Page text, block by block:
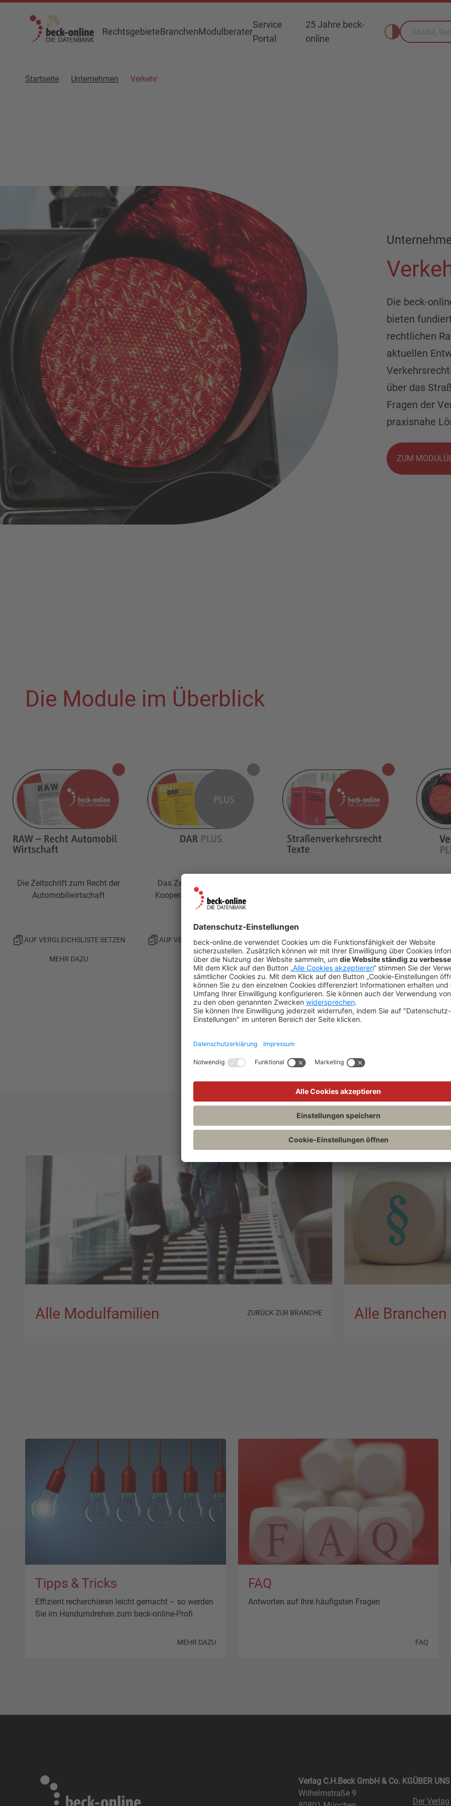
RechtsgebieteBranchenModulberater
Service
Portal
25 Jahre beck-
online
Startseite Unternehmen Verkehr
Die beck-
bieten
rechtlichen
aktuellen
über das
Fragen der
praxisnahe
ZUM
Die Module im Überblick
Die Zeitschrift zum Recht der
Automobilwirtschaft
AUF VERGLEICHSLISTE SETZEN
MEHR DAZU
Das Zeitschriftenmodul in
Kooperation mit dem ADAC
Verlag
AUF VERGLEICHSLISTE SETZEN
MEHR DAZU
AUF VERGLEICHSLISTE SETZEN
MEHR DAZU
Sicher
mit den
AUF
Alle Modulfamilien ZURÜCK ZUR BRANCHE Alle Branchen
Tipps & Tricks
Effizient recherchieren leicht gemacht – so werden
Sie im Handumdrehen zum beck-online-Profi
MEHR DAZU
FAQ
Antworten auf Ihre häufigsten Fragen
FAQ
Verlag C.H.Beck GmbH & Co. KG
Wilhelmstraße 9
ÜBER UNS
Der Verlag